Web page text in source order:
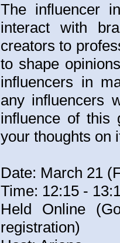
The influencer
interact with
creators to
to shape
influencers in
any influencers
influence of this
your thoughts on
Date: March 21
Time: 12:15 -
Held Online
registration)